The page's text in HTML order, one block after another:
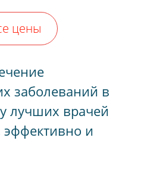
цены
заболеваний в
лучших врачей
и